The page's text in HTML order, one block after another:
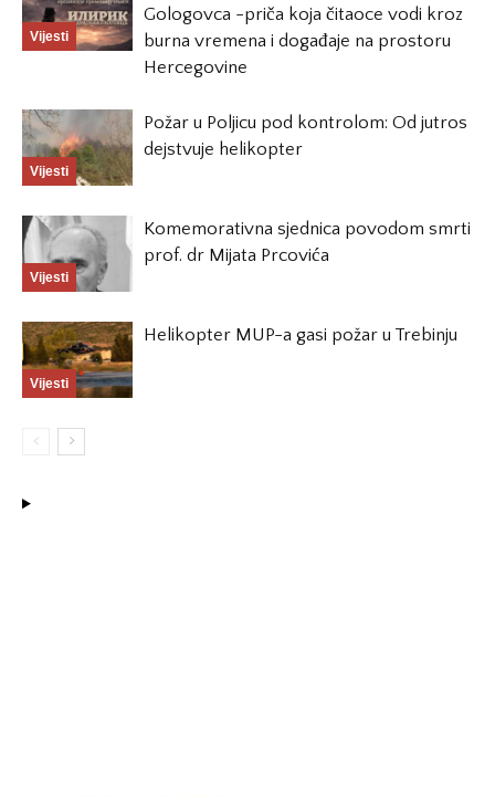
Vijesti
Gologovca -priča koja čitaoce vodi kroz
burna vremena i događaje na prostoru
Hercegovine
Vijesti
Požar u Poljicu pod kontrolom: Od jutros
dejstvuje helikopter
Vijesti
Komemorativna sjednica povodom smrti
prof. dr Mijata Prcovića
Vijesti
Helikopter MUP-a gasi požar u Trebinju